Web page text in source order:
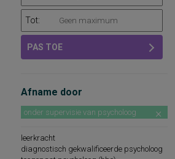
Tot:
PAS TOE
Afname door
onder supervisie van psycholoog
leerkracht
diagnostisch gekwalificeerde psycholoog